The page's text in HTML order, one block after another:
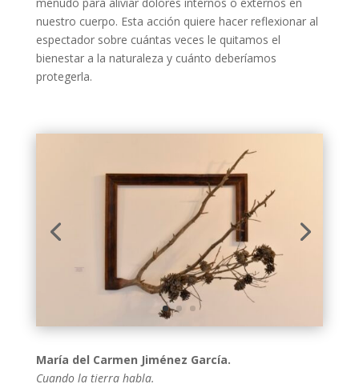
nuestro cuerpo. Esta acción quiere hacer reflexionar al
espectador sobre cuántas veces le quitamos el
bienestar a la naturaleza y cuánto deberíamos
protegerla.
María del Carmen Jiménez García.
Cuando la tierra habla.